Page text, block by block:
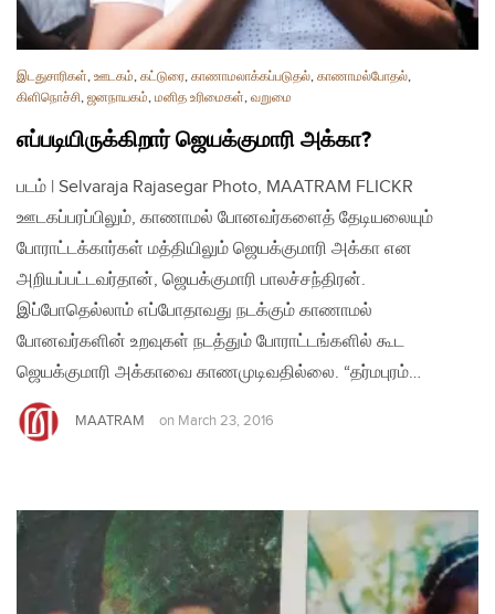
இடதுசாரிகள், ஊடகம், கட்டுரை, காணாமலாக்கப்படுதல், காணாமல்போதல்,
கிளிநொச்சி, ஜனநாயகம், மனித உரிமைகள், வறுமை
எப்படியிருக்கிறார் ஜெயக்குமாரி அக்கா?
படம் | Selvaraja Rajasegar Photo, MAATRAM FLICKR
ஊடகப்பரப்பிலும், காணாமல் போனவர்களைத் தேடியலையும்
போராட்டக்கார்கள் மத்தியிலும் ஜெயக்குமாரி அக்கா என
அறியப்பட்டவர்தான், ஜெயக்குமாரி பாலச்சந்திரன்.
இப்போதெல்லாம் எப்போதாவது நடக்கும் காணாமல்
போனவர்களின் உறவுகள் நடத்தும் போராட்டங்களில் கூட
ஜெயக்குமாரி அக்காவை காணமுடிவதில்லை. “தர்மபுரம்…
MAATRAM on March 23, 2016